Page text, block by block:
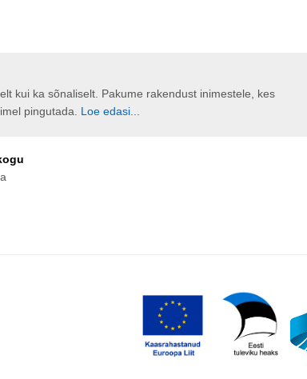
kui ka sõnaliselt. Pakume rakendust inimestele, kes
pingutada. Loe edasi...